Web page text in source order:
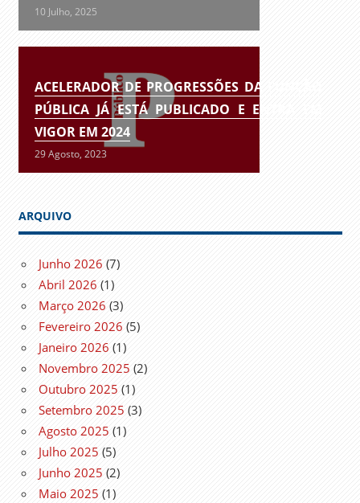
10 Julho, 2025
ACELERADOR DE PROGRESSÕES DA FUNÇÃO
PÚBLICA JÁ ESTÁ PUBLICADO E ENTRA EM
VIGOR EM 2024
29 Agosto, 2023
ARQUIVO
Junho 2026 (7)
Abril 2026 (1)
Março 2026 (3)
Fevereiro 2026 (5)
Janeiro 2026 (1)
Novembro 2025 (2)
Outubro 2025 (1)
Setembro 2025 (3)
Agosto 2025 (1)
Julho 2025 (5)
Junho 2025 (2)
Maio 2025 (1)